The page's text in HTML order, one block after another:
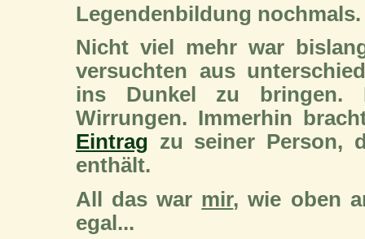
Legendenbildung nochmals.
Nicht viel mehr war
versuchten aus
ins Dunkel zu bringen.
Wirrungen. Immerhin
Eintrag zu seiner Person,
enthält.
All das war mir, wie oben
egal...